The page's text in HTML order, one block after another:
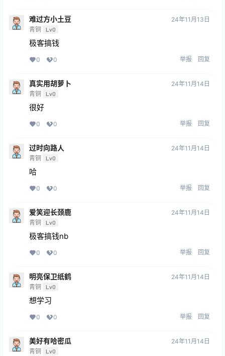
难过方小土豆
青铜 Lv0
24年11月13日
极客搞钱
0 0 举报 回复
真实用胡萝卜
青铜 Lv0
24年11月14日
很好
0 0 举报 回复
过时向路人
青铜 Lv0
24年11月14日
哈
0 0 举报 回复
爱笑迎长颈鹿
青铜 Lv0
24年11月14日
极客搞钱nb
0 0 举报 回复
明亮保卫纸鹤
青铜 Lv0
24年11月14日
想学习
0 0 举报 回复
美好有哈密瓜
青铜 Lv0
24年11月14日